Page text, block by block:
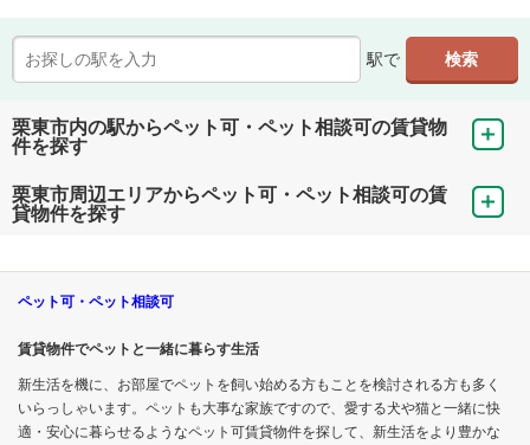
駅で
栗東市内の駅からペット可・ペット相談可の賃貸物
件を探す
栗東市周辺エリアからペット可・ペット相談可の賃
貸物件を探す
ペット可・ペット相談可
賃貸物件でペットと一緒に暮らす生活
新生活を機に、お部屋でペットを飼い始める方もことを検討される方も多く
いらっしゃいます。ペットも大事な家族ですので、愛する犬や猫と一緒に快
適・安心に暮らせるようなペット可賃貸物件を探して、新生活をより豊かな